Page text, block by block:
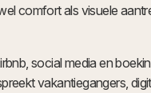
comfort als visuele
social media en
vakantiegangers,